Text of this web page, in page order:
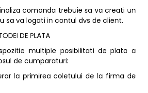
comanda trebuie sa va creati un
sa va logati in contul dvs de client.
DE PLATA
multiple posibilitati de plata a
de cumparaturi:
la primirea coletului de la firma de